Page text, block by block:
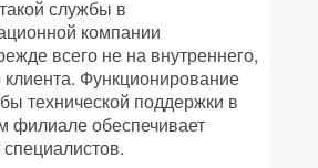
службы в
компании
всего не на внутреннего,
Функционирование
технической поддержки в
филиале обеспечивает